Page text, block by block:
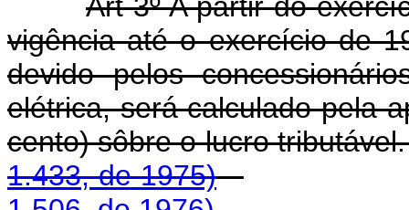
vigência até o exercício de
devido pelos
elétrica, será calculado pela
cento) sôbre o
1.433, de 1975)